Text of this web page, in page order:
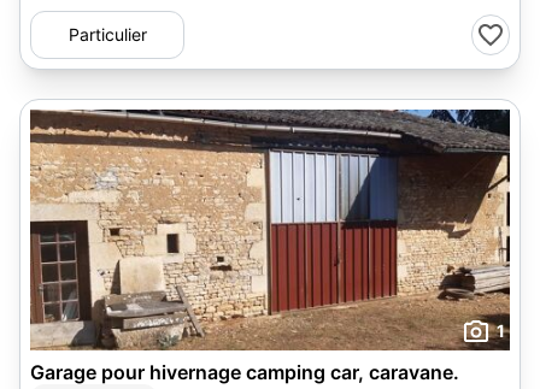
Particulier
1
Garage pour hivernage camping car, caravane.